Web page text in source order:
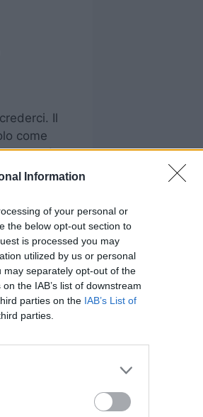
Information
of your personal or
the below opt-out section to
is processed you may
utilized by us or personal
may separately opt-out of the
the IAB’s list of downstream
parties on the IAB’s List of
parties.
Il
come
limone è
ricco di
In più,
le
la